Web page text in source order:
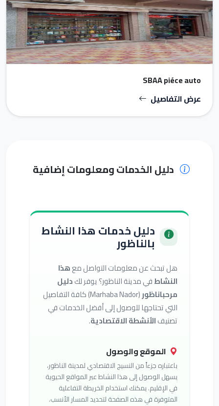
SBAA piéce auto
عرض التفاصيل
دليل الخدمات ومعلومات إضافية
دليل خدمات هذا النشاط
بالناظور
هل تبحث عن معلومات التواصل معهذا
النشاطفي مدينة الناظور؟ يوفر لكدليل
مرحباناظور
(Marhaba Nador) كافة التفاصيل
التي تحتاجها للوصول إلى أفضل الخدمات في
تصنيفالأنشطة الاقتصادية.
الموقع والوصول
باعتباره جزءاً من النسيج الاقتصادي لمدينة الناظور،
يسهل الوصول إلى هذا النشاط عبر المواقع الحيوية
في الإقليم. يمكنك استخدام الخريطة التفاعلية
المتوفرة في هذه الصفحة لتحديد المسار الأنسب.